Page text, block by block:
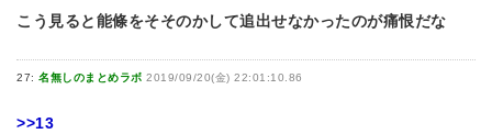
こう見ると能條をそそのかして追出せなかったのが痛恨だな
27: 名無しのまとめラボ 2019/09/20(金) 22:01:10.86
>>13